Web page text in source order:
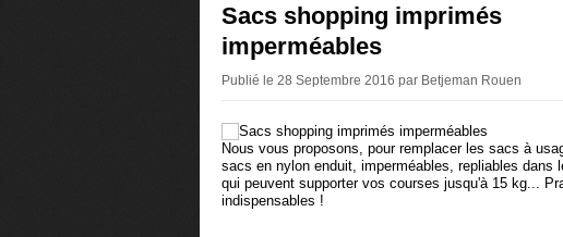
Sacs shopping imprimés
imperméables
Publié le 28 Septembre 2016 par Betjeman Rouen
Nous vous proposons, pour remplacer les sacs à
sacs en nylon enduit, imperméables, repliables dans
qui peuvent supporter vos courses jusqu'à 15 kg...
indispensables !